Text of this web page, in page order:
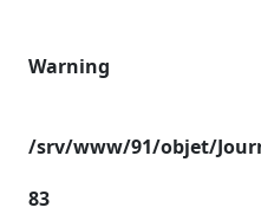
Warning
/srv/www/91/objet/
83